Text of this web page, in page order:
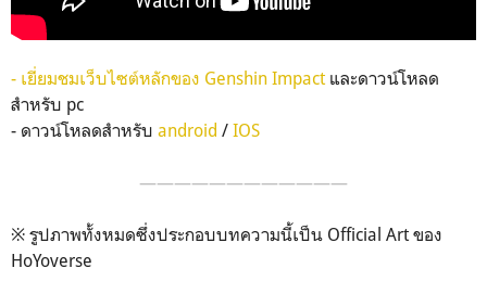
- เยี่ยมชมเว็บไซต์หลักของ Genshin Impactและดาวน์โหลด
สำหรับ pc
- ดาวน์โหลดสำหรับ android / IOS
————————————
※ รูปภาพทั้งหมดซึ่งประกอบบทความนี้เป็น Official Art ของ
HoYoverse